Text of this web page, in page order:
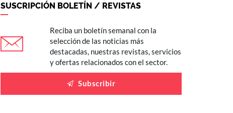
SUSCRIPCIÓN BOLETÍN / REVISTAS
Reciba un boletín semanal con la
selección de las noticias más
destacadas, nuestras revistas, servicios
y ofertas relacionados con el sector.
Subscribir